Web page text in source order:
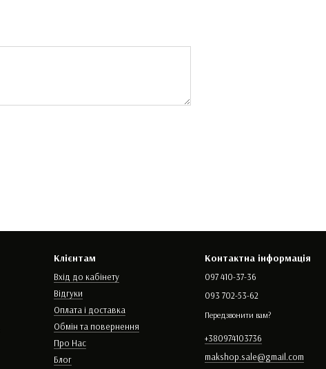
Клієнтам
Вхід до кабінету
Відгуки
Оплата і доставка
Обмін та повернення
Про Нас
Блог
Контактна інформація
097 410-37-36
093 702-53-62
Передзвонити вам?
+380974103736
makshop.sale@gmail.com